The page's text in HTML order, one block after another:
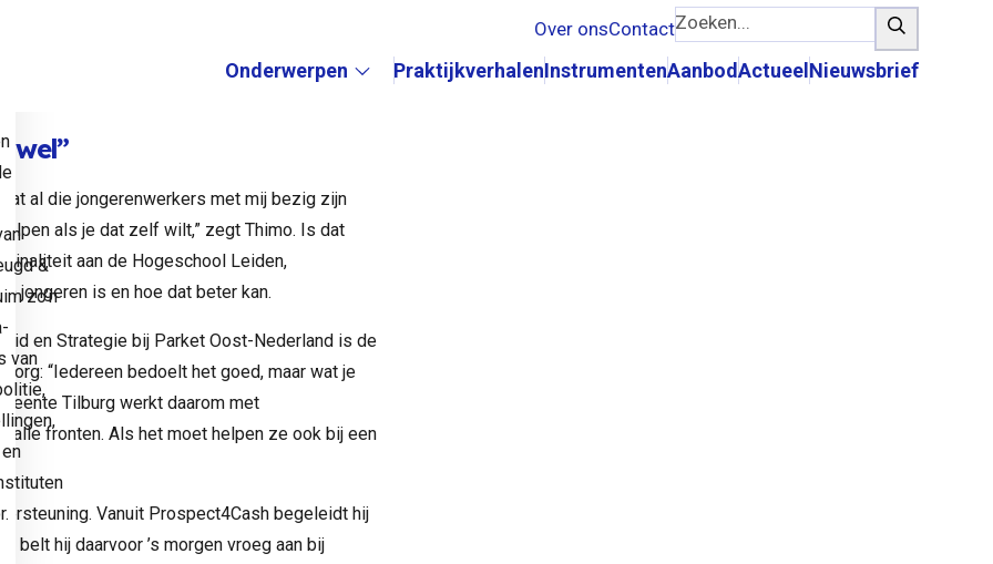
Onderwerpen PraktijkverhalenInstrumentenAanbodActueel Nieuwsbrief
Over onsContactZoeken... Zoeken
7. Isabeth Mijnarends, afdelingshoofd
“Iedereen bedoelt het goed, maar wat je ziet
wel”
al die jongerenwerkers met mij bezig zijn
als je dat zelf wilt,” zegt Thimo. Is dat
aan de Hogeschool Leiden,
jongeren is en hoe dat beter kan.
en Strategie bij Parket Oost-Nederland is de
“Iedereen bedoelt het goed, maar wat je
Tilburg werkt daarom met
alle fronten. Als het moet helpen ze ook bij een
Vanuit Prospect4Cash begeleidt hij
belt hij daarvoor ’s morgen vroeg aan bij
&
zo’n
van